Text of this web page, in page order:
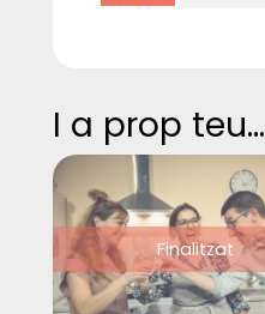
I a prop teu...
Finalitzat